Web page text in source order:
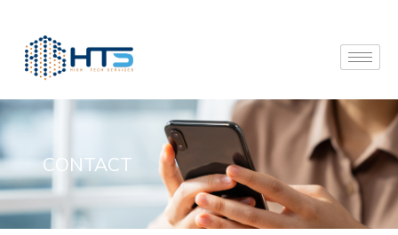
CONTACT